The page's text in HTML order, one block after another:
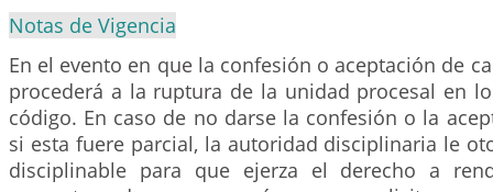
Notas de Vigencia
En el evento en que la confesión o aceptación de
procederá a la ruptura de la unidad procesal en
código. En caso de no darse la confesión o la
si esta fuere parcial, la autoridad disciplinaria le
disciplinable para que ejerza el derecho a